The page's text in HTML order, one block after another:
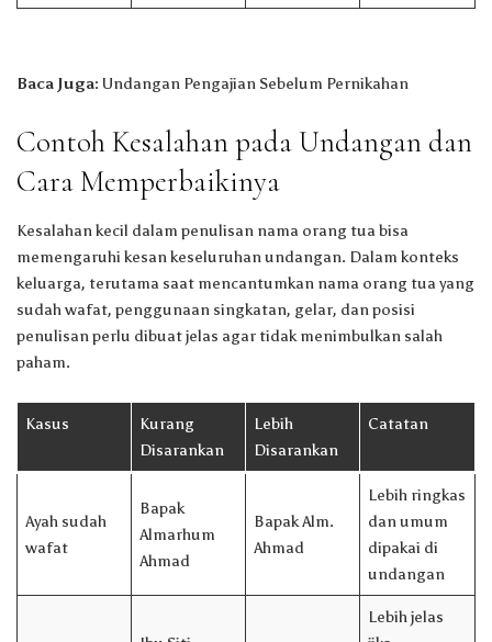
Baca Juga: Undangan Pengajian Sebelum Pernikahan
Contoh Kesalahan pada Undangan dan
Cara Memperbaikinya
Kesalahan kecil dalam penulisan nama orang tua bisa
memengaruhi kesan keseluruhan undangan. Dalam konteks
keluarga, terutama saat mencantumkan nama orang tua yang
sudah wafat, penggunaan singkatan, gelar, dan posisi
penulisan perlu dibuat jelas agar tidak menimbulkan salah
paham.
Kasus
Kurang
Disarankan
Lebih
Disarankan
Catatan
Ayah sudah
wafat
Bapak
Almarhum
Ahmad
Bapak Alm.
Ahmad
Lebih ringkas
dan umum
dipakai di
undangan
Lebih jelas